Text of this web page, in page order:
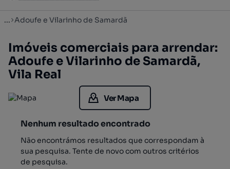
... Adoufe e Vilarinho de Samardã
Imóveis comerciais para arrendar:
Adoufe e Vilarinho de Samardã,
Vila Real
Ver Mapa
Nenhum resultado encontrado
Não encontrámos resultados que correspondam à
sua pesquisa. Tente de novo com outros critérios
de pesquisa.